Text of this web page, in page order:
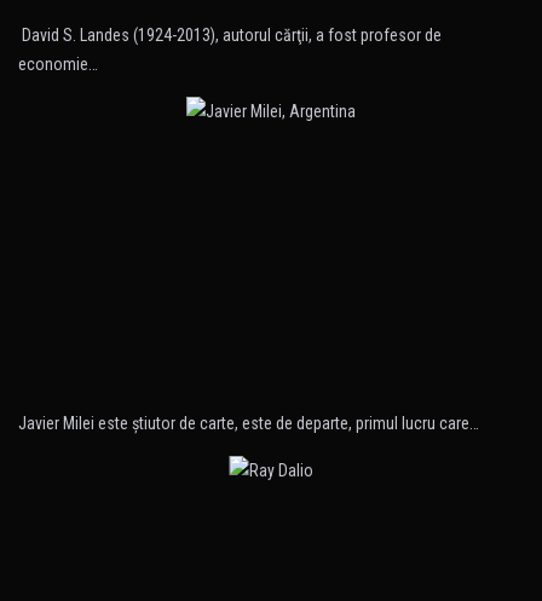
David S. Landes (1924-2013), autorul cărţii, a fost profesor de
economie…
Javier Milei este ştiutor de carte, este de departe, primul lucru care…